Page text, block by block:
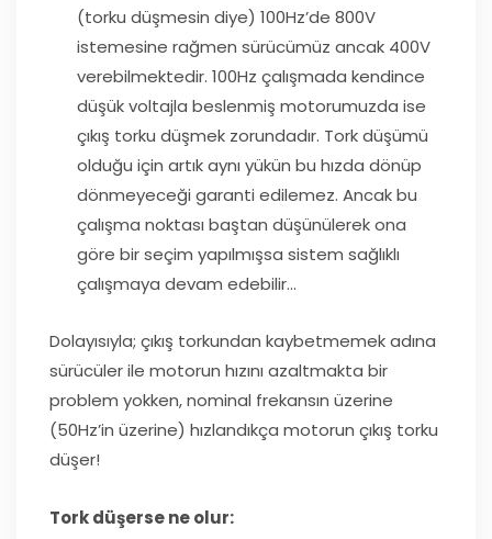
(torku düşmesin diye) 100Hz’de 800V
istemesine rağmen sürücümüz ancak 400V
verebilmektedir. 100Hz çalışmada kendince
düşük voltajla beslenmiş motorumuzda ise
çıkış torku düşmek zorundadır. Tork düşümü
olduğu için artık aynı yükün bu hızda dönüp
dönmeyeceği garanti edilemez. Ancak bu
çalışma noktası baştan düşünülerek ona
göre bir seçim yapılmışsa sistem sağlıklı
çalışmaya devam edebilir…
Dolayısıyla; çıkış torkundan kaybetmemek adına
sürücüler ile motorun hızını azaltmakta bir
problem yokken, nominal frekansın üzerine
(50Hz’in üzerine) hızlandıkça motorun çıkış torku
düşer!
Tork düşerse ne olur: